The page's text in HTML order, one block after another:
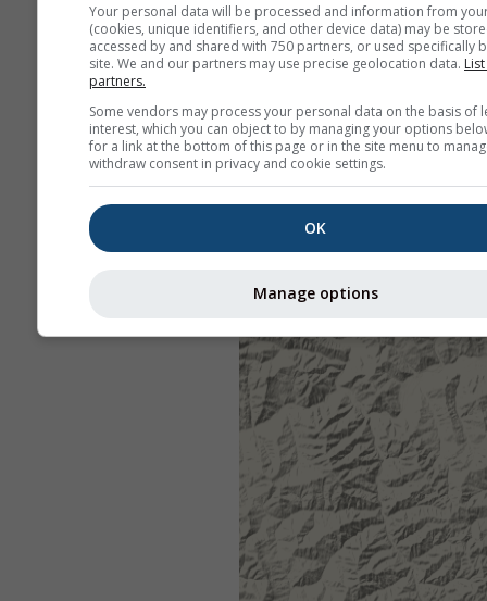
Your personal data will be processed and information from
(cookies, unique identifiers, and other device data) may be
accessed by and shared with 750 partners, or used specifically
site. We and our partners may use precise geolocation data.
partners.
Some vendors may process your personal data on the basis of
interest, which you can object to by managing your options
for a link at the bottom of this page or in the site menu to
withdraw consent in privacy and cookie settings.
OK
Manage options